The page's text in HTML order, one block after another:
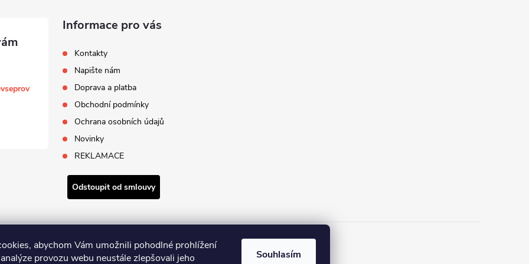
abychom Vám umožnili pohodlné prohlížení
provozu webu neustále zlepšovali jeho
Souhlasím
vseprov
Informace pro vás
Kontakty
Napište nám
Doprava a platba
Obchodní podmínky
Ochrana osobních údajů
Novinky
REKLAMACE
Odstoupit od smlouvy
Zboží.cz Heureka.cz